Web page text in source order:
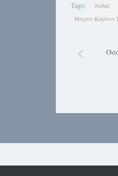
Tags: Nobel
Μαρία Κορίνα